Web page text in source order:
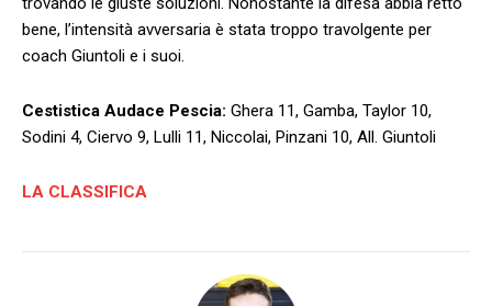
bene, l’intensità avversaria è stata troppo travolgente per
coach Giuntoli e i suoi.
Cestistica Audace Pescia: Ghera 11, Gamba, Taylor 10,
Sodini 4, Ciervo 9, Lulli 11, Niccolai, Pinzani 10, All. Giuntoli
LA CLASSIFICA